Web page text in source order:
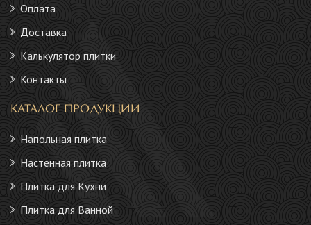
Оплата
Доставка
Калькулятор плитки
Контакты
КАТАЛОГ ПРОДУКЦИИ
Напольная плитка
Настенная плитка
Плитка для Кухни
Плитка для Ванной